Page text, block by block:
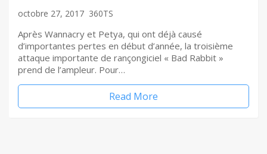
octobre 27, 2017 360TS
Après Wannacry et Petya, qui ont déjà causé
d’importantes pertes en début d’année, la troisième
attaque importante de rançongiciel « Bad Rabbit »
prend de l’ampleur. Pour…
Read More